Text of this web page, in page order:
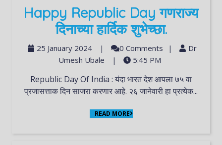
Happy Republic Day गणराज्य
दिनाच्या हार्दिक शुभेच्छा.
25 January 2024 | 0 Comments |
Dr
Umesh Ubale
| 5:45 PM
Republic Day Of India : यंदा भारत देश आपला ७५ वा
प्रजासत्ताक दिन साजरा करणार आहे. २६ जानेवारी हा प्रत्येक...
READ MORE